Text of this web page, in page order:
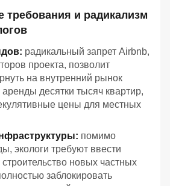
требования и радикализм
радикальный запрет Airbnb,
проекта, позволит
на внутренний рынок
аренды десятки тысяч квартир,
цены для местных
помимо
экологи требуют ввести
новых частных
заблокировать